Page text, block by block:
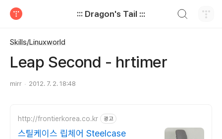
::: Dragon's Tail :::
Skills/Linuxworld
Leap Second - hrtimer
mirr 2012. 7. 2. 18:48
http://frontierkorea.co.kr 광고
스틸케이스 립체어 Steelcase